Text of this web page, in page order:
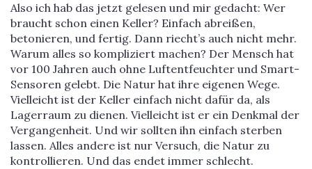
Also ich hab das jetzt gelesen und mir gedacht: Wer
braucht schon einen Keller? Einfach abreißen,
betonieren, und fertig. Dann riecht’s auch nicht mehr.
Warum alles so kompliziert machen? Der Mensch hat
vor 100 Jahren auch ohne Luftentfeuchter und Smart-
Sensoren gelebt. Die Natur hat ihre eigenen Wege.
Vielleicht ist der Keller einfach nicht dafür da, als
Lagerraum zu dienen. Vielleicht ist er ein Denkmal der
Vergangenheit. Und wir sollten ihn einfach sterben
lassen. Alles andere ist nur Versuch, die Natur zu
kontrollieren. Und das endet immer schlecht.